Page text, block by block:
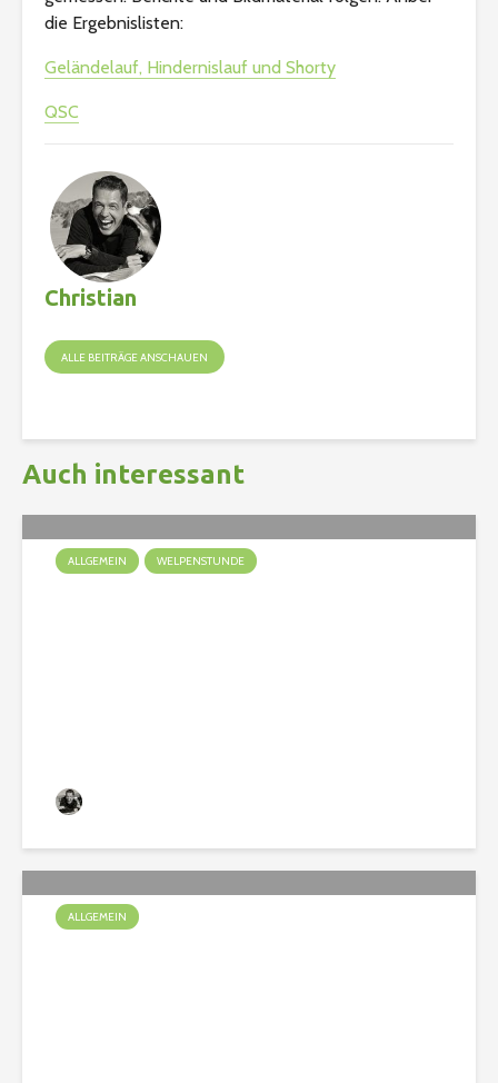
die Ergebnislisten:
Geländelauf, Hindernislauf und Shorty
QSC
Christian
ALLE BEITRÄGE ANSCHAUEN
Auch interessant
ALLGEMEIN WELPENSTUNDE
ALLGEMEIN